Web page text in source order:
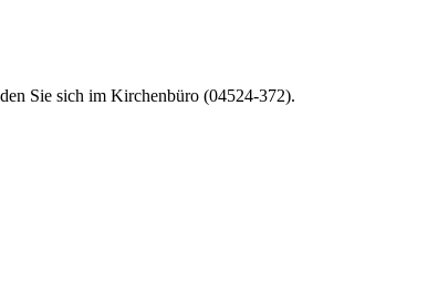
Sie sich im Kirchenbüro (04524-372).